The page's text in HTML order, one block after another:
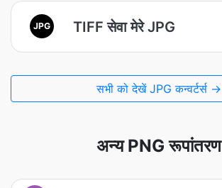
JPG TIFF सेवा मेरे JPG
सभी को देखें JPG कन्वर्टर्स →
अन्य PNG रूपांतरण